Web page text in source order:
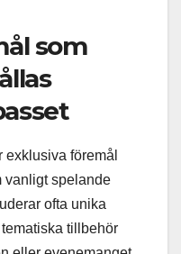
som
föremål
vanligt spelande
ofta unika
tillbehör